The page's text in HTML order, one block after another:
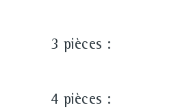
3 pièces :
4 pièces :